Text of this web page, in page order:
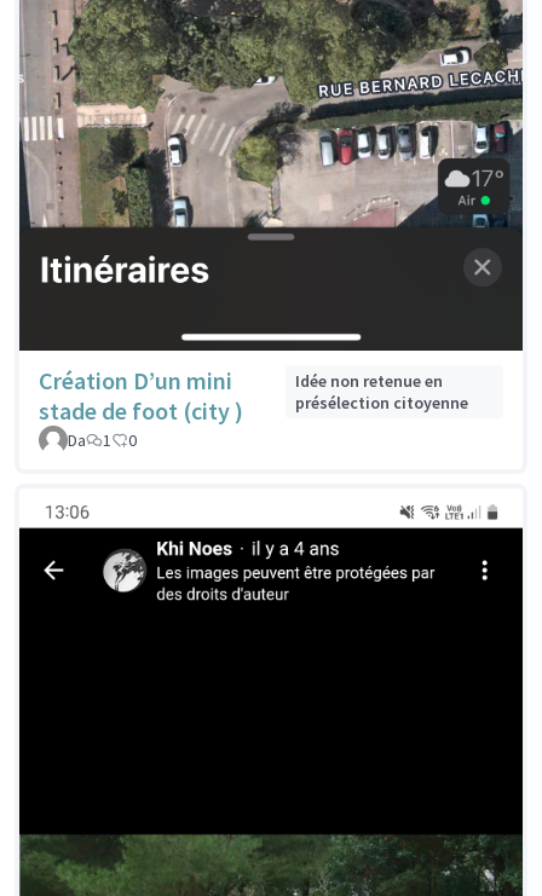
Création D’un mini
stade de foot (city )
Idée non retenue en
présélection citoyenne
Da
1 0